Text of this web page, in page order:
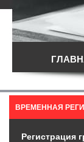
ВРЕМЕННАЯ
Регистрация